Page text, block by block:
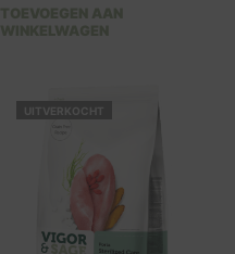
TOEVOEGEN AAN
WINKELWAGEN
UITVERKOCHT